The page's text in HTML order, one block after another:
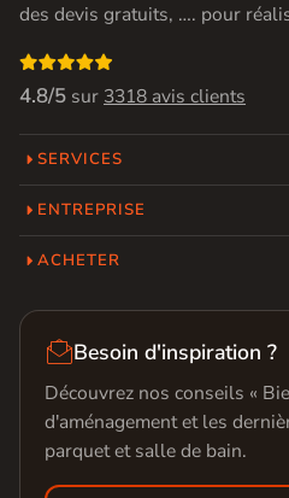
des devis gratuits, …. pour

4.8/5 sur 3318 avis clients
SERVICES
ENTREPRISE
ACHETER
Besoin d'inspiration ?
Découvrez nos conseils «
d'aménagement et les
parquet et salle de bain.